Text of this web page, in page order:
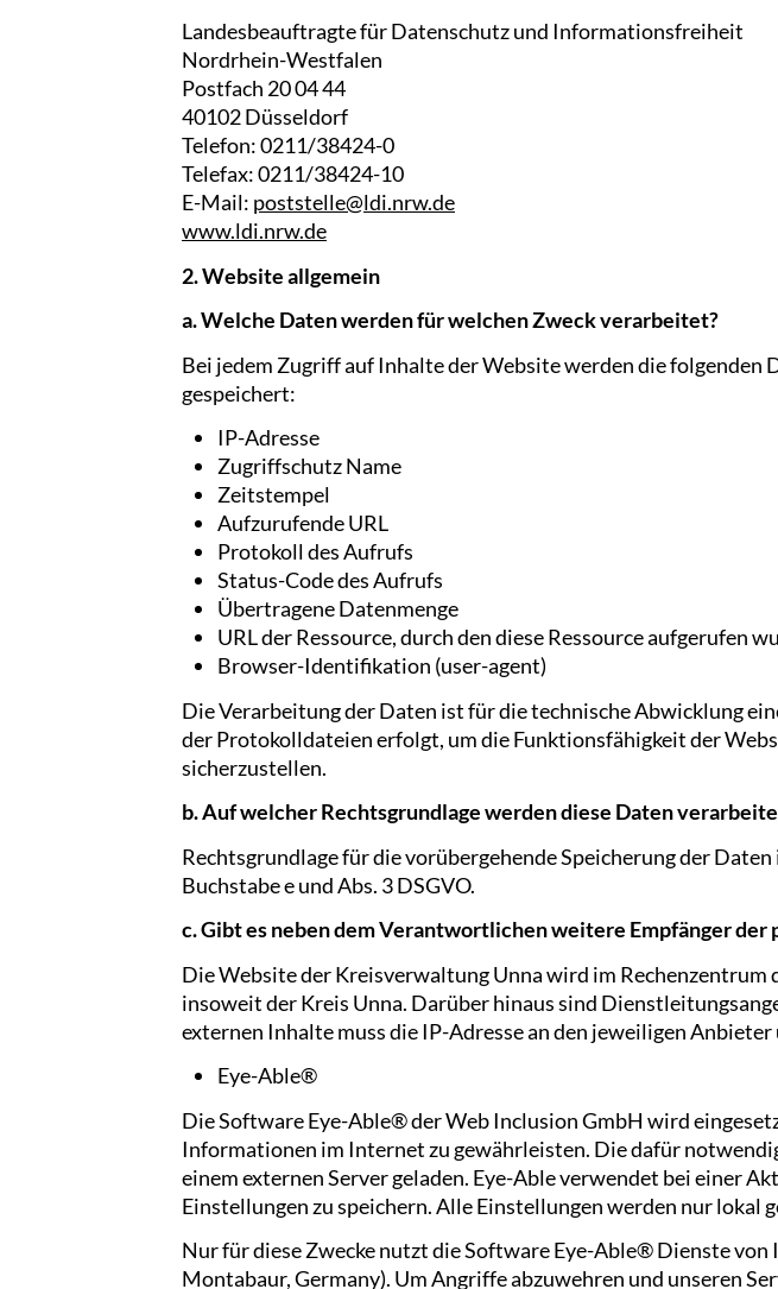
Landesbeauftragte für Datenschutz und Informationsfreiheit
Nordrhein-Westfalen
Postfach 20 04 44
40102 Düsseldorf
Telefon: 0211/38424-0
Telefax: 0211/38424-10
E-Mail: poststelle@ldi.nrw.de
www.ldi.nrw.de
2. Website allgemein
a. Welche Daten werden für welchen Zweck verarbeitet?
Bei jedem Zugriff auf Inhalte der Website werden die
gespeichert:
IP-Adresse
Zugriffschutz Name
Zeitstempel
Aufzurufende URL
Protokoll des Aufrufs
Status-Code des Aufrufs
Übertragene Datenmenge
URL der Ressource, durch den diese Ressource aufgerufen
Browser-Identifikation (user-agent)
Die Verarbeitung der Daten ist für die technische Abwicklung
der Protokolldateien erfolgt, um die Funktionsfähigkeit der
sicherzustellen.
b. Auf welcher Rechtsgrundlage werden diese Daten
Rechtsgrundlage für die vorübergehende Speicherung der Daten
Buchstabe e und Abs. 3 DSGVO.
c. Gibt es neben dem Verantwortlichen weitere Empfänger der
Die Website der Kreisverwaltung Unna wird im Rechenzentrum
insoweit der Kreis Unna. Darüber hinaus sind
externen Inhalte muss die IP-Adresse an den jeweiligen
Eye-Able®
Die Software Eye-Able® der Web Inclusion GmbH wird
Informationen im Internet zu gewährleisten. Die dafür
einem externen Server geladen. Eye-Able verwendet bei einer
Einstellungen zu speichern. Alle Einstellungen werden nur lokal
Nur für diese Zwecke nutzt die Software Eye-Able® Dienste
Montabaur, Germany). Um Angriffe abzuwehren und unseren